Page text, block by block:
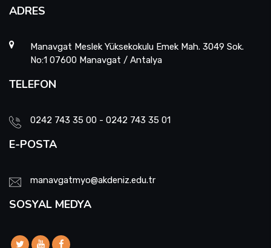
ADRES
Manavgat Meslek Yüksekokulu Emek Mah. 3049 Sok.
No:1 07600 Manavgat / Antalya
TELEFON
0242 743 35 00 - 0242 743 35 01
E-POSTA
manavgatmyo@akdeniz.edu.tr
SOSYAL MEDYA